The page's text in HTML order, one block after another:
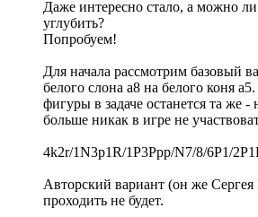
Даже интересно стало, а можно ли
углубить?
Попробуем!
Для начала рассмотрим базовый
белого слона а8 на белого коня
фигуры в задаче останется та же -
больше никак в игре не
4k2r/1N3p1R/1P3Ppp/N7/8/6P1/
Авторский вариант (он же
проходить не будет.